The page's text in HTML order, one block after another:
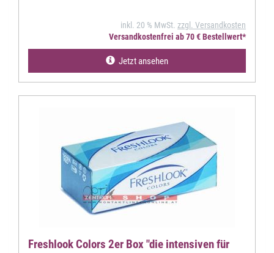
inkl. 20 % MwSt. zzgl. Versandkosten
Versandkostenfrei ab 70 € Bestellwert*
Jetzt ansehen
Freshlook Colors 2er Box "die intensiven für